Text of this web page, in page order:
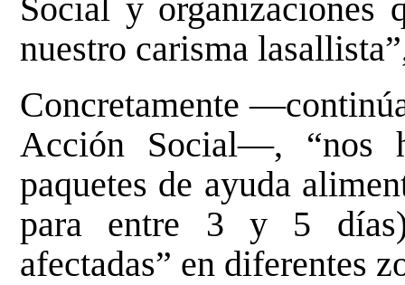
Social y organizaciones
nuestro carisma
Concretamente—
Acción Social—, “nos
paquetes de ayuda
para entre 3 y 5
afectadas” en diferentes